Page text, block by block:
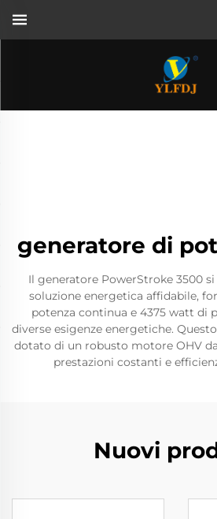
generatore di
Il generatore PowerStroke 3500
soluzione energetica affidabile,
potenza continua e 4375 watt di
diverse esigenze energetiche.
dotato di un robusto motore OHV
prestazioni costanti e
Nuovi